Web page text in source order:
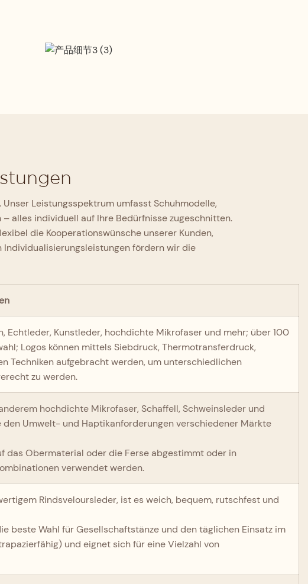
Leistungsspektrum umfasst Schuhmodelle,
alles individuell auf Ihre Bedürfnisse zugeschnitten.
die Kooperationswünsche unserer Kunden,
Individualisierungsleistungen fördern wir die
Echtleder, Kunstleder, hochdichte Mikrofaser und mehr; über 100
Logos können mittels Siebdruck, Thermotransferdruck,
Techniken aufgebracht werden, um unterschiedlichen
zu werden.
hochdichte Mikrofaser, Schaffell, Schweinsleder und
Umwelt- und Haptikanforderungen verschiedener Märkte
das Obermaterial oder die Ferse abgestimmt oder in
verwendet werden.
Rindsveloursleder, ist es weich, bequem, rutschfest und
beste Wahl für Gesellschaftstänze und den täglichen Einsatz im
und eignet sich für eine Vielzahl von